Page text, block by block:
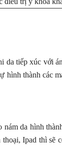
da tiếp xúc với
hình thành các
da hình
Ipad thì sẽ